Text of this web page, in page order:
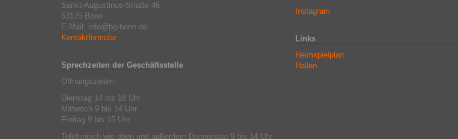
Sankt-Augustinus-Straße 46
53175 Bonn
E-Mail: info@bg-bonn.de
Kontaktformular
Sprechzeiten der Geschäftsstelle
Öffnungszeiten:
Dienstag 14 bis 18 Uhr
Mittwoch 9 bis 14 Uhr
Freitag 9 bis 15 Uhr
Telefonisch wie oben und außerdem Donnerstag 9 bis 14 Uhr
Instagram
Links
Heimspielplan
Hallen